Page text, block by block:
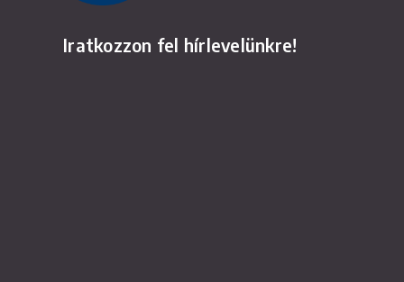
Iratkozzon fel hírlevelünkre!